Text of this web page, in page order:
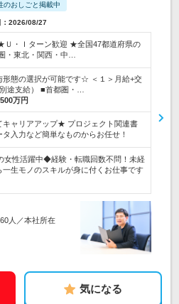
のおしごと掲載中
2026/08/27
・Ｉターン歓迎 ★全国47都道府県の
・東北・関西・中…
態の選択が可能です☆ ＜１＞月給+交
途支給） ■首都圏・…
万円
ャリアアップ★ プロジェクト関連書
入力など簡単なものからお任せ！
女性活躍中◆経験・転職回数不問！未経
生モノのスキルが身に付くお仕事です
人／本社所在
気になる